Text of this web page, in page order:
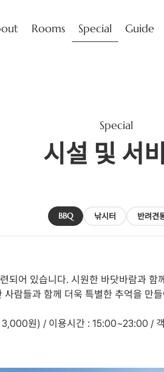
Rooms Special Guide
Special
시설 및 서
BBQ 낚시터 반려견
되어 있습니다. 시원한 바닷바람과
람들과 함께 더욱 특별한 추억을 만
원) / 이용시간 : 15:00~23:00 / 객